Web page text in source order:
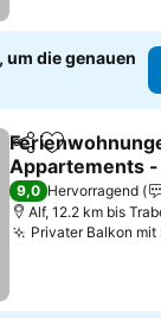
um die genauen
TeilenZu
Appartements -
Budinger
9,0 Hervorragend
Alf, 12.2 km bis
Privater Balkon